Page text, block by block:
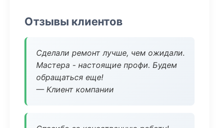
Отзывы клиентов
Сделали ремонт лучше, чем ожидали.
Мастера - настоящие профи. Будем
обращаться еще!
— Клиент компании